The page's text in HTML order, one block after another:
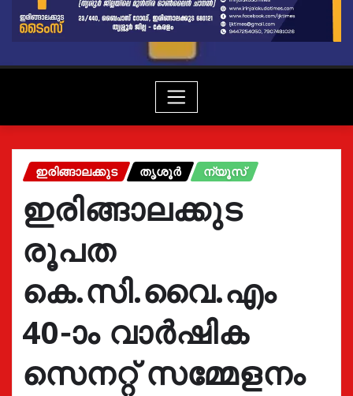
ഇരിങ്ങാലക്കുട തൃശൂർ ന്യൂസ്
ഇരിങ്ങാലക്കുട
രൂപത
കെ.സി.വൈ.എം
40-ാം വാര്‍ഷിക
സെനറ്റ് സമ്മേളനം